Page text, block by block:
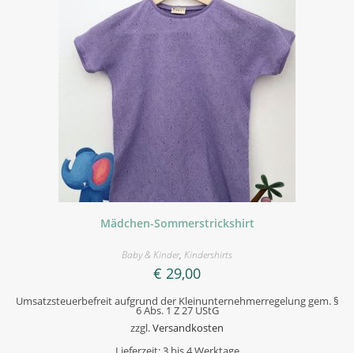
Mädchen-Sommerstrickshirt
Baby & Kinder, Kindershirts
€ 29,00
Umsatzsteuerbefreit aufgrund der Kleinunternehmerregelung gem. §
6 Abs. 1 Z 27 UStG
zzgl.Versandkosten